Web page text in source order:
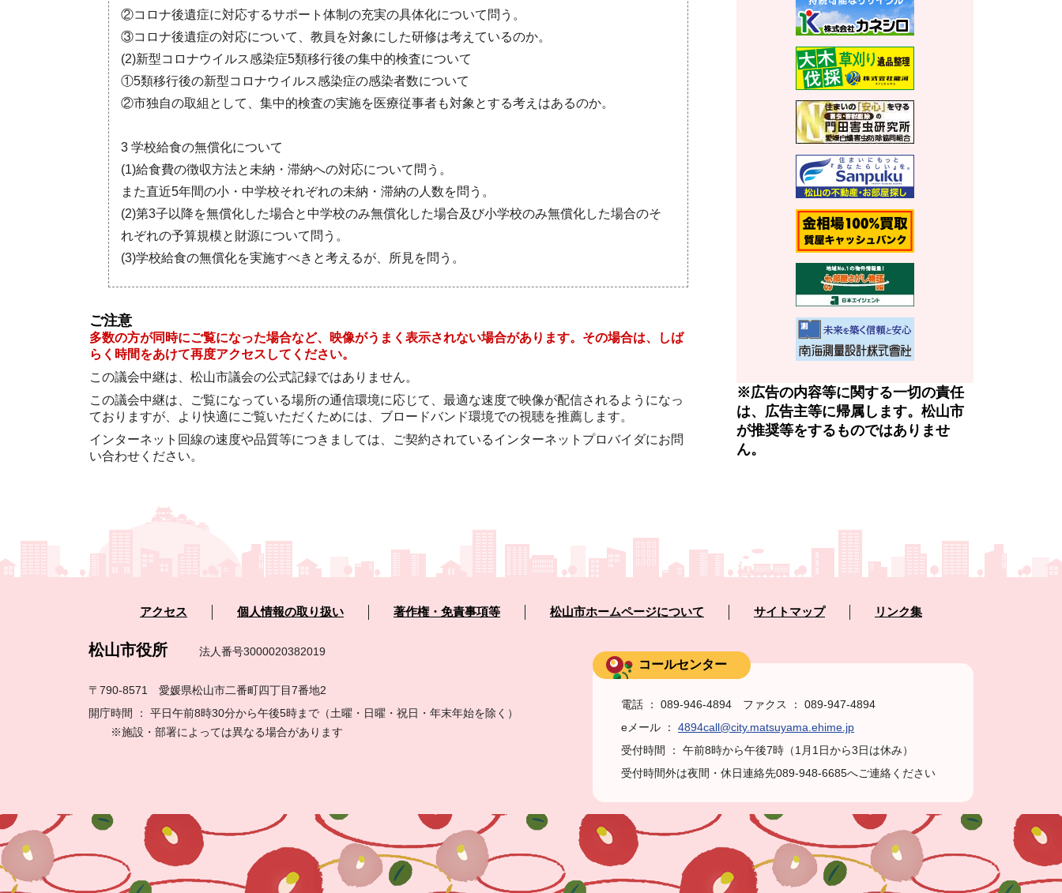
②コロナ後遺症に対応するサポート体制の充実の具体化について問う。
③コロナ後遺症の対応について、教員を対象にした研修は考えているのか。
(2)新型コロナウイルス感染症5類移行後の集中的検査について
①5類移行後の新型コロナウイルス感染症の感染者数について
②市独自の取組として、集中的検査の実施を医療従事者も対象とする考えはあるのか。
3 学校給食の無償化について
(1)給食費の徴収方法と未納・滞納への対応について問う。
また直近5年間の小・中学校それぞれの未納・滞納の人数を問う。
(2)第3子以降を無償化した場合と中学校のみ無償化した場合及び小学校のみ無償化した場合のそ
れぞれの予算規模と財源について問う。
(3)学校給食の無償化を実施すべきと考えるが、所見を問う。
ご注意
多数の方が同時にご覧になった場合など、映像がうまく表示されない場合があります。その場合は、しば
らく時間をあけて再度アクセスしてください。
この議会中継は、松山市議会の公式記録ではありません。
この議会中継は、ご覧になっている場所の通信環境に応じて、最適な速度で映像が配信されるようになっ
ておりますが、より快適にご覧いただくためには、ブロードバンド環境での視聴を推薦します。
インターネット回線の速度や品質等につきましては、ご契約されているインターネットプロバイダにお問
い合わせください。
※広告の内容等に関する一切の責任
は、広告主等に帰属します。松山市
が推奨等をするものではありませ
ん。
アクセス 個人情報の取り扱い 著作権・免責事項等 松山市ホームページについて サイトマップ リンク集
松山市役所 法人番号3000020382019
〒790-8571 愛媛県松山市二番町四丁目7番地2
開庁時間 ： 平日午前8時30分から午後5時まで（土曜・日曜・祝日・年末年始を除く）
※施設・部署によっては異なる場合があります
コールセンター
電話 ： 089-946-4894 ファクス ： 089-947-4894
eメール ：4894call@city.matsuyama.ehime.jp
受付時間 ： 午前8時から午後7時（1月1日から3日は休み）
受付時間外は夜間・休日連絡先089-948-6685へご連絡ください